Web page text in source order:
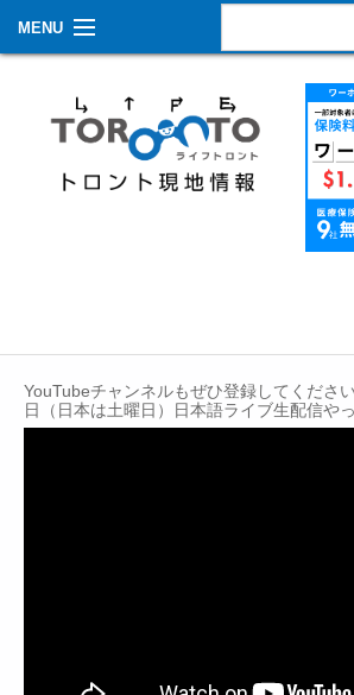
MENU
生活情報
その他
Contact
YouTubeチャンネルもぜひ登録してくださ
日（日本は土曜日）日本語ライブ生配信や